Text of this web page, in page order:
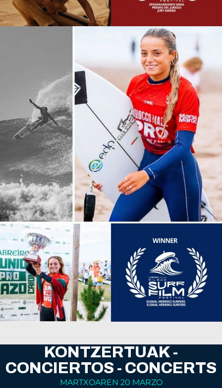
KONTZERTUAK -
CONCIERTOS - CONCERTS
MARTXOAREN 20 MARZO